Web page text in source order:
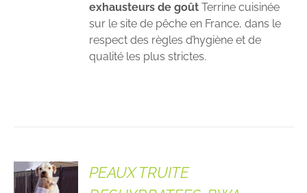
exhausteurs de goût Terrine cuisinée
sur le site de pêche en France, dans le
respect des règles d’hygiène et de
qualité les plus strictes.
PEAUX TRUITE